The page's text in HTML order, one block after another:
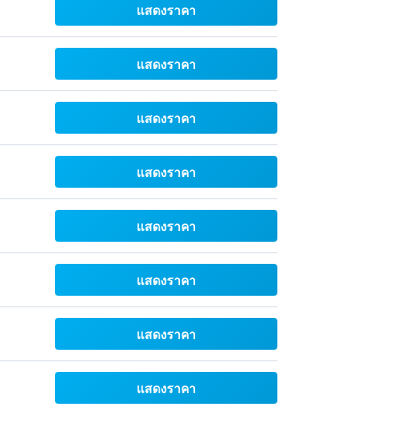
แสดงราคา
แสดงราคา
แสดงราคา
แสดงราคา
แสดงราคา
แสดงราคา
แสดงราคา
แสดงราคา